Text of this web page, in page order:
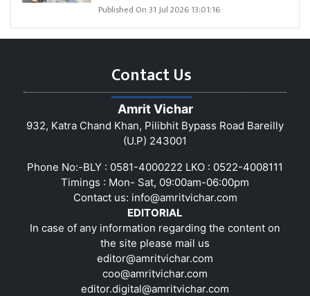
Published On 31 Jul 2026 13:01:16
Contact Us
Amrit Vichar
932, Katra Chand Khan, Pilibhit Bypass Road Bareilly
(U.P) 243001
Phone No:-BLY : 0581-4000222 LKO : 0522-4008111
Timings : Mon- Sat, 09:00am-06:00pm
Contact us: info@amritvichar.com
EDITORIAL
In case of any information regarding the content on
the site please mail us
editor@amritvichar.com
coo@amritvichar.com
editor.digital@amritvichar.com